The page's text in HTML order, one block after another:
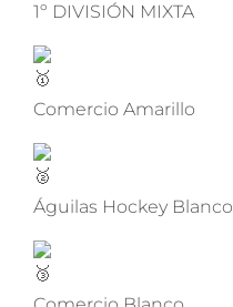
1º DIVISIÓN MIXTA
Comercio Amarillo
Águilas Hockey Blanco